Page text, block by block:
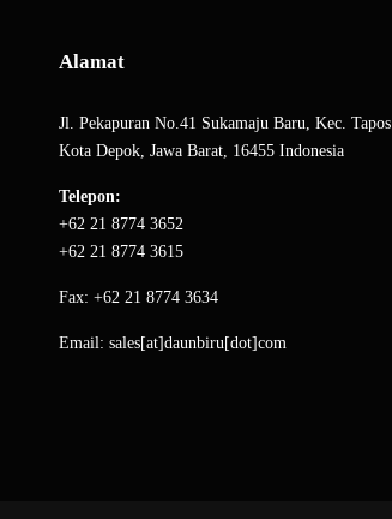
Alamat
Jl. Pekapuran No.41 Sukamaju Baru, Kec. Tapos
Kota Depok, Jawa Barat, 16455 Indonesia
Telepon:
+62 21 8774 3652
+62 21 8774 3615
Fax: +62 21 8774 3634
Email: sales[at]daunbiru[dot]com